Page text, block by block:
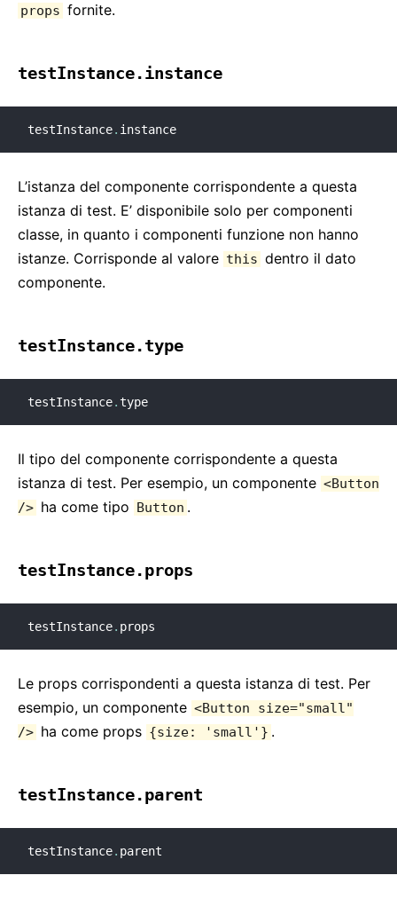
props fornite.
testInstance.instance
testInstance. instance
L’istanza del componente corrispondente a questa
istanza di test. E’ disponibile solo per componenti
classe, in quanto i componenti funzione non hanno
istanze. Corrisponde al valore this dentro il dato
componente.
testInstance.type
testInstance. type
Il tipo del componente corrispondente a questa
istanza di test. Per esempio, un componente <Button
/> ha come tipo Button .
testInstance.props
testInstance. props
Le props corrispondenti a questa istanza di test. Per
esempio, un componente <Button size="small"
/> ha come props {size: 'small'} .
testInstance.parent
testInstance. parent